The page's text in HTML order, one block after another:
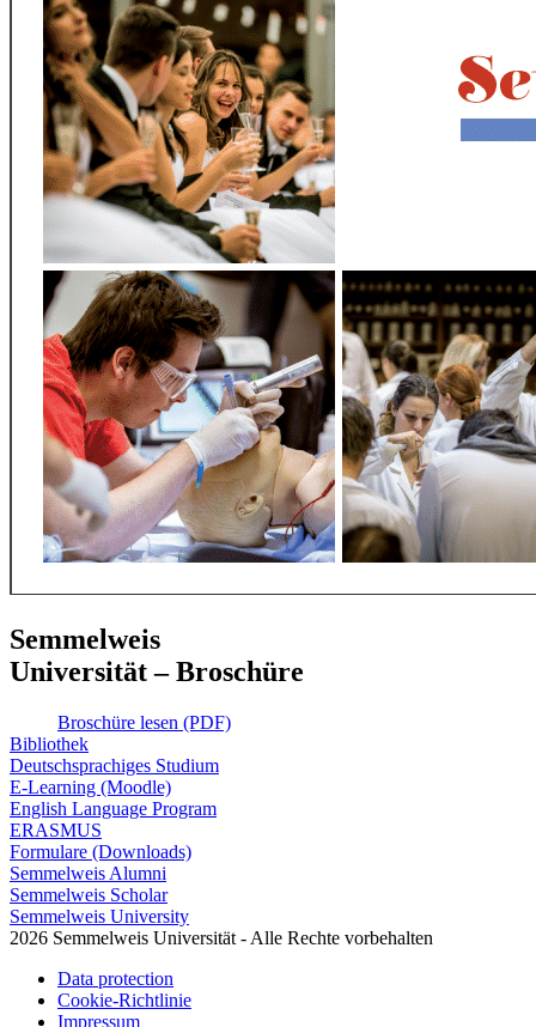
Semmelweis
Universität – Broschüre
Broschüre lesen (PDF)
Bibliothek
Deutschsprachiges Studium
E-Learning (Moodle)
English Language Program
ERASMUS
Formulare (Downloads)
Semmelweis Alumni
Semmelweis Scholar
Semmelweis University
2026 Semmelweis Universität - Alle Rechte vorbehalten
Data protection
Cookie-Richtlinie
Impressum